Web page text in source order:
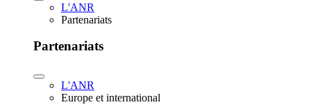
L'ANR
Partenariats
Partenariats
L'ANR
Europe et international